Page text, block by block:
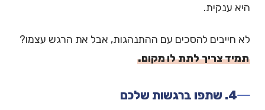
היא ענקית.
לא חייבים להסכים עם ההתנהגות, אבל את הרגש עצמו?
תמיד צריך לתת לו מקום.
4. שתפו ברגשות שלכם